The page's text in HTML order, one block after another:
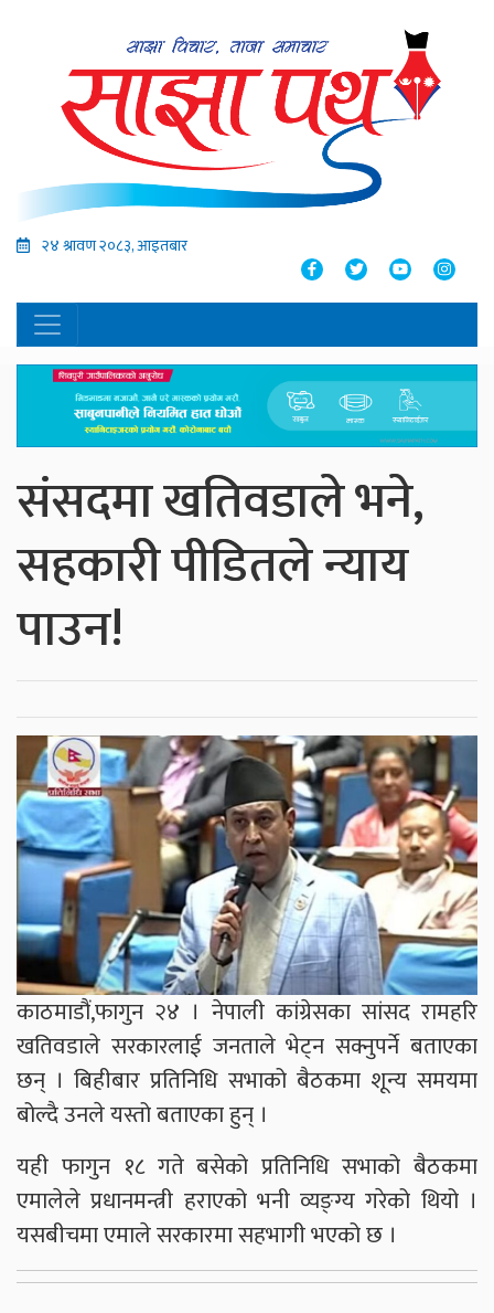
२४ श्रावण २०८३, आइतबार
संसदमा खतिवडाले भने,
सहकारी पीडितले न्याय
पाउन!
काठमाडौं,फागुन २४ । नेपाली कांग्रेसका सांसद रामहरि
खतिवडाले सरकारलाई जनताले भेट्न सक्नुपर्ने बताएका
छन् । बिहीबार प्रतिनिधि सभाको बैठकमा शून्य समयमा
बोल्दै उनले यस्तो बताएका हुन् ।
यही फागुन १८ गते बसेको प्रतिनिधि सभाको बैठकमा
एमालेले प्रधानमन्त्री हराएको भनी व्यङ्ग्य गरेको थियो ।
यसबीचमा एमाले सरकारमा सहभागी भएको छ ।